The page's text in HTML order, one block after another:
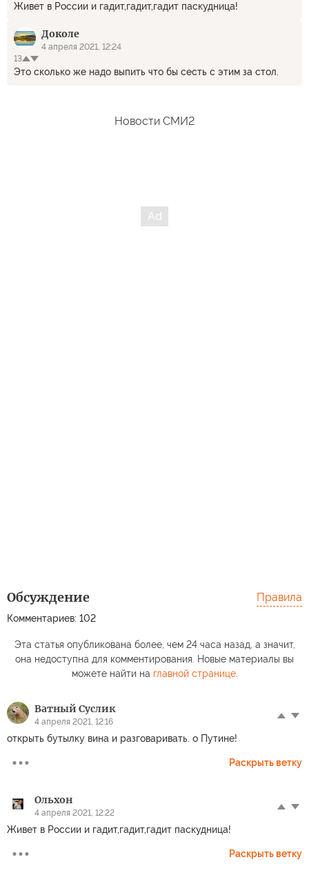
Живет в России и гадит,гадит,гадит паскудница!
Доколе
4 апреля 2021, 12:24
13
Это сколько же надо выпить что бы сесть с этим за стол.
Новости СМИ2
Обсуждение
Комментариев: 102
Правила
Эта статья опубликована более, чем 24 часа назад, а значит,
она недоступна для комментирования. Новые материалы вы
можете найти на главной странице.
Ватный Суслик
4 апреля 2021, 12:16
открыть бутылку вина и разговаривать. о Путине!
Раскрыть ветку
Ольхон
4 апреля 2021, 12:22
Живет в России и гадит,гадит,гадит паскудница!
Раскрыть ветку